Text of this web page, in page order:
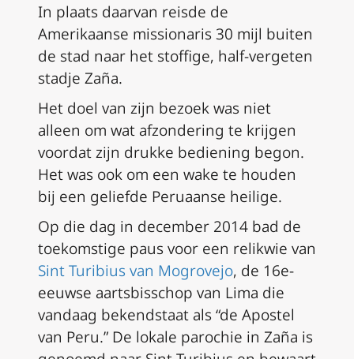
In plaats daarvan reisde de
Amerikaanse missionaris 30 mijl buiten
de stad naar het stoffige, half-vergeten
stadje Zaña.
Het doel van zijn bezoek was niet
alleen om wat afzondering te krijgen
voordat zijn drukke bediening begon.
Het was ook om een wake te houden
bij een geliefde Peruaanse heilige.
Op die dag in december 2014 bad de
toekomstige paus voor een relikwie van
Sint Turibius van Mogrovejo, de 16e-
eeuwse aartsbisschop van Lima die
vandaag bekendstaat als “de Apostel
van Peru.” De lokale parochie in Zaña is